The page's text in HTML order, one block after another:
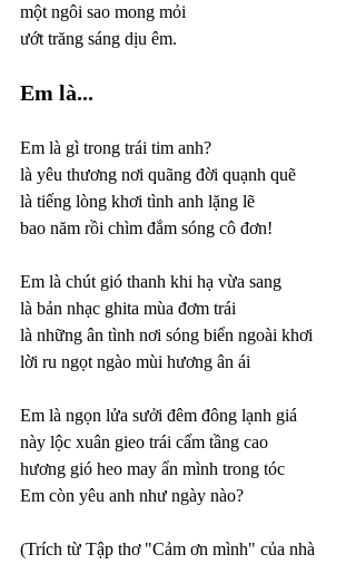
một ngôi sao mong mỏi
ướt trăng sáng dịu êm.
Em là...
Em là gì trong trái tim anh?
là yêu thương nơi quãng đời quạnh quẽ
là tiếng lòng khơi tình anh lặng lẽ
bao năm rồi chìm đắm sóng cô đơn!
Em là chút gió thanh khi hạ vừa sang
là bản nhạc ghita mùa đơm trái
là những ân tình nơi sóng biển ngoài khơi
lời ru ngọt ngào mùi hương ân ái
Em là ngọn lửa sưởi đêm đông lạnh giá
này lộc xuân gieo trái cấm tầng cao
hương gió heo may ẩn mình trong tóc
Em còn yêu anh như ngày nào?
(Trích từ Tập thơ "Cảm ơn mình" của nhà